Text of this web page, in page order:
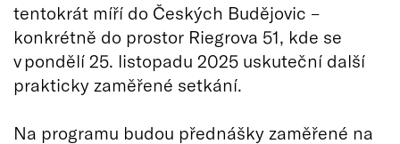
tentokrát míří do Českých Budějovic –
konkrétně do prostor Riegrova 51, kde se
v pondělí 25. listopadu 2025 uskuteční další
prakticky zaměřené setkání.
Na programu budou přednášky zaměřené na